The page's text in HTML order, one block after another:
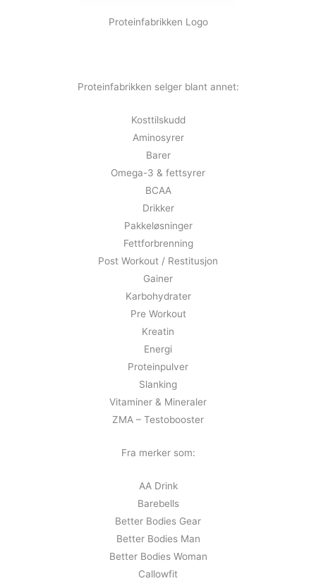
Proteinfabrikken Logo
Proteinfabrikken selger blant annet:
Kosttilskudd
Aminosyrer
Barer
Omega-3 & fettsyrer
BCAA
Drikker
Pakkeløsninger
Fettforbrenning
Post Workout / Restitusjon
Gainer
Karbohydrater
Pre Workout
Kreatin
Energi
Proteinpulver
Slanking
Vitaminer & Mineraler
ZMA – Testobooster
Fra merker som:
AA Drink
Barebells
Better Bodies Gear
Better Bodies Man
Better Bodies Woman
Callowfit